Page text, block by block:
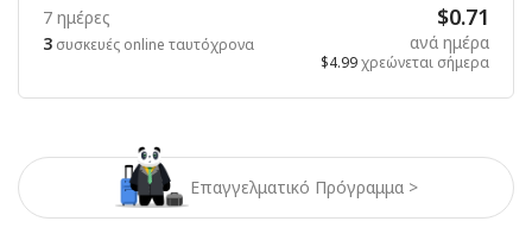
Επαγγελματικό Πρόγραμμα >
7 ημέρες
3 συσκευές online ταυτόχρονα
$0.71
ανά ημέρα
$4.99χρεώνεται σήμερα